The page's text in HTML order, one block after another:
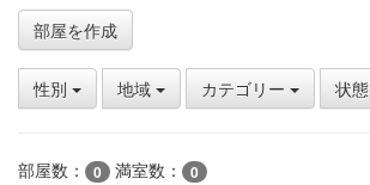
部屋を作成
性別 地域 カテゴリー 状態
部屋数： 0 満室数： 0